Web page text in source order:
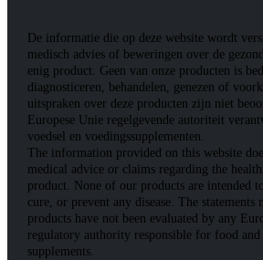
De informatie die op deze website wordt
medisch advies of beweringen over de
enig product. Geen van onze producten is
diagnosticeren, behandelen, genezen of
uitspraken over deze producten zijn niet
Europese Unie regelgevende autoriteit
voedsel en voedingssupplementen.
The information provided on this website
medical advice or claims regarding the
product. None of our products are intended
cure, or prevent any disease. The statements
products have not been evaluated by any
regulatory authority responsible for food and
supplements.